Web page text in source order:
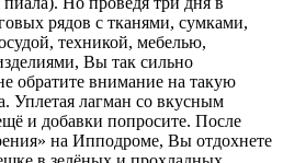
рядов с тканями, сумками,
техникой, мебелью,
Вы так сильно
обратите внимание на такую
Уплетая лагман со вкусным
и добавки попросите. После
на Ипподроме, Вы отдохнете